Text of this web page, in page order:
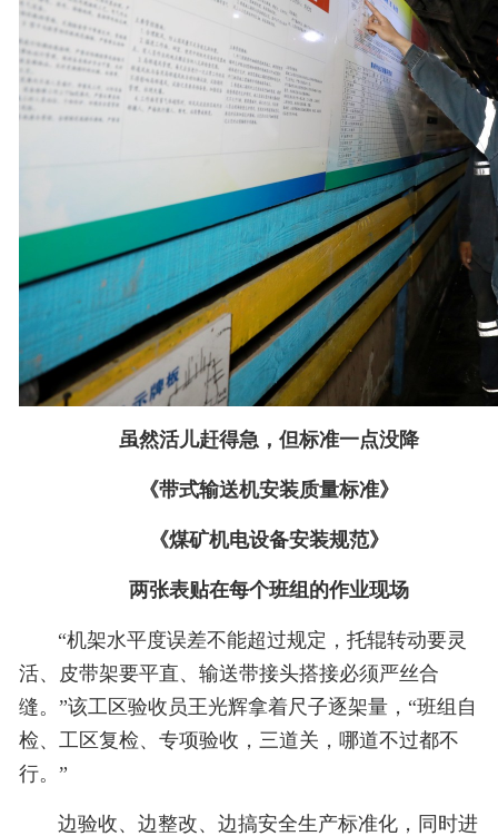
虽然活儿赶得急，但标准一点没降
《带式输送机安装质量标准》
《煤矿机电设备安装规范》
两张表贴在每个班组的作业现场
“机架水平度误差不能超过规定，托辊转动要灵
活、皮带架要平直、输送带接头搭接必须严丝合
缝。”该工区验收员王光辉拿着尺子逐架量，“班组自
检、工区复检、专项验收，三道关，哪道不过都不
行。”
边验收、边整改、边搞安全生产标准化，同时进